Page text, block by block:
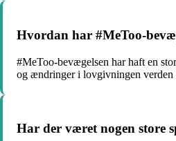
Hvordan har #MeToo-
#MeToo-bevægelsen har haft en
og ændringer i lovgivningen verden
Har der været nogen store